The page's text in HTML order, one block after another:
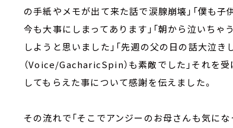
の手紙やメモが出て来た話で涙腺崩壊」「僕も
今も大事にしまってあります」「朝から泣いち
しようと思いました」「先週の父の日の話大泣
（Voice/GacharicSpin）も素敵でした」それを
してもらえた事について感謝を伝えました。
その流れで「そこでアンジーのお母さんも気に